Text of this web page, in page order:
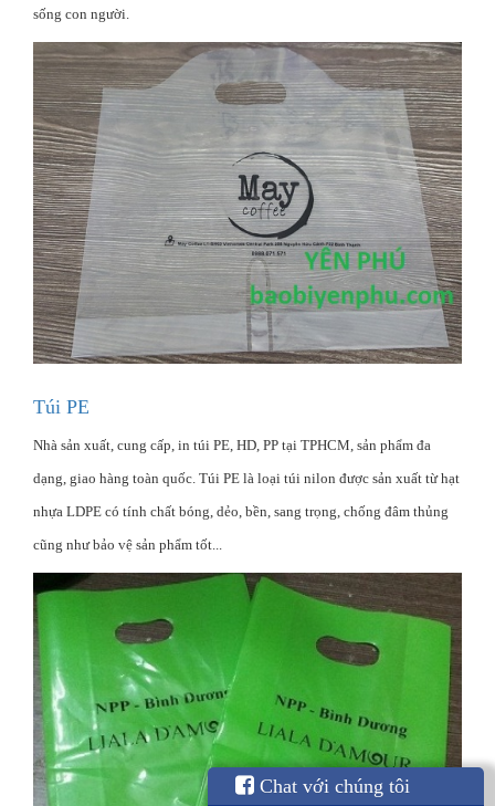
sống con người.
Túi PE
Nhà sản xuất, cung cấp, in túi PE, HD, PP tại TPHCM, sản phẩm đa
dạng, giao hàng toàn quốc. Túi PE là loại túi nilon được sản xuất từ hạt
nhựa LDPE có tính chất bóng, dẻo, bền, sang trọng, chống đâm thủng
cũng như bảo vệ sản phẩm tốt...
Chat với chúng tôi